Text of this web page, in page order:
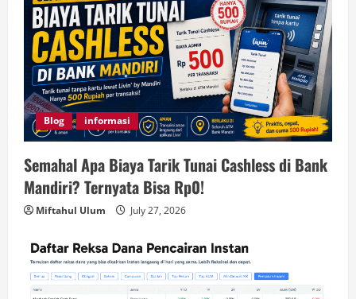
Blog informasi
Semahal Apa Biaya Tarik Tunai Cashless di Bank
Mandiri? Ternyata Bisa Rp0!
Miftahul Ulum July 27, 2026